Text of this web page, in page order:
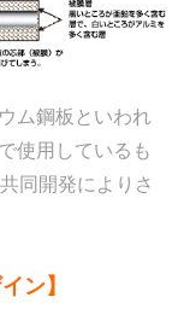
ム鋼板といわれ
使用しているも
同開発によりさ
ン】